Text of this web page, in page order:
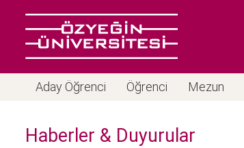
Aday Öğrenci Öğrenci Mezun
Haberler & Duyurular